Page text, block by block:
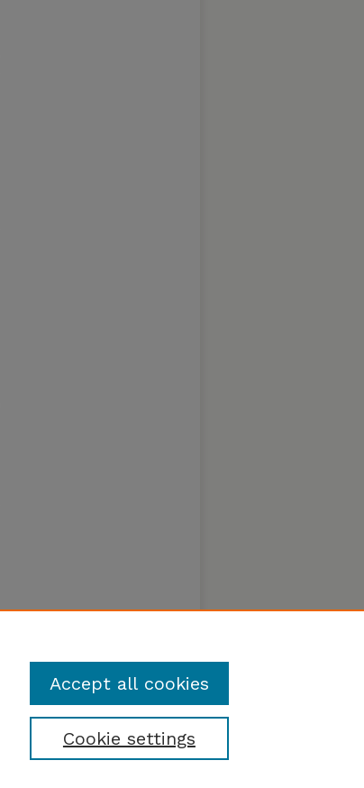
Cookie settings
Accept all cookies